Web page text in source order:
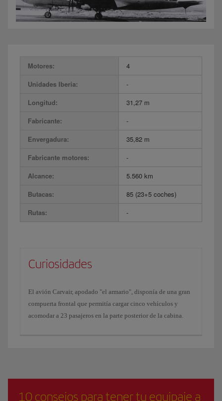
Motores:
4
Unidades Iberia:
-
Longitud:
31,27 m
Fabricante:
-
Envergadura:
35,82 m
Fabricante motores:
-
Alcance:
5.560 km
Butacas:
85 (23+5 coches)
Rutas:
-
Curiosidades
El avión Carvair, apodado "el armario", disponía de una gran
compuerta frontal que permitía cargar cinco vehículos y
acomodar a 23 pasajeros en la parte posterior de la cabina.
10 consejos para tener tu equipaje a